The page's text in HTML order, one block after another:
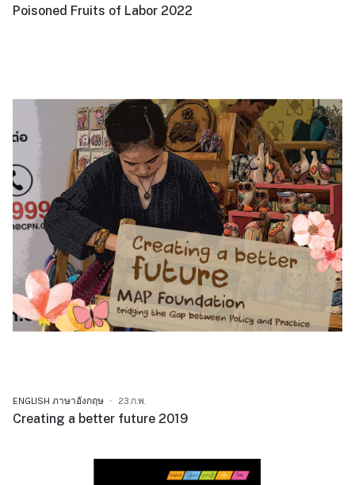
Poisoned Fruits of Labor 2022
ENGLISH ภาษาอังกฤษ 23.ก.พ.
Creating a better future 2019